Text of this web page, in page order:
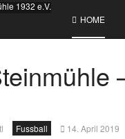
HOME
Fussball 14. April 2019